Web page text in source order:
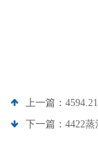
上一篇：
下一篇： 4422